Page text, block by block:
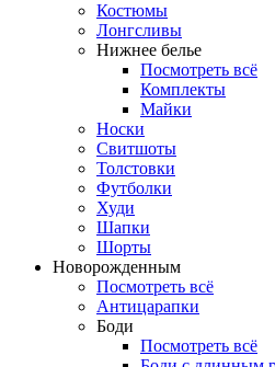
Костюмы
Лонгсливы
Нижнее белье
Посмотреть всё
Комплекты
Майки
Носки
Свитшоты
Толстовки
Футболки
Худи
Шапки
Шорты
Новорожденным
Посмотреть всё
Антицарапки
Боди
Посмотреть всё